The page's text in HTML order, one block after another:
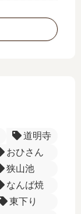
道明寺
おひさん
狭山池
なんば焼
東下り